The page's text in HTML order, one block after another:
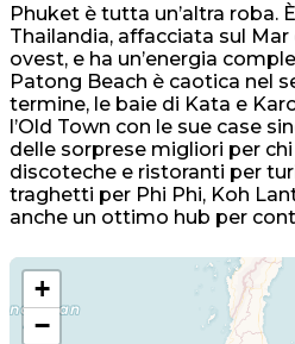
Phuket è tutta un’altra roba.
Thailandia, affacciata sul
ovest, e ha un’energia
Patong Beach è caotica nel
termine, le baie di Kata e
l’Old Town con le sue case
delle sorprese migliori per
discoteche e ristoranti per
traghetti per Phi Phi, Koh
anche un ottimo hub per
+
−